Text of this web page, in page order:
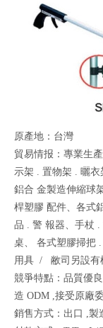
原產地：台灣
貿易情报：專業生
示架 . 置物架 . 曬
鋁合 金製造伸縮球
桿塑膠 配件、各式
品 . 警 報器、手杖
桌、 各式塑膠掃把
用具 / 敝司另設有
競爭特點：品質優
造 ODM ,接受原廠
銷售方式：出口 ,製